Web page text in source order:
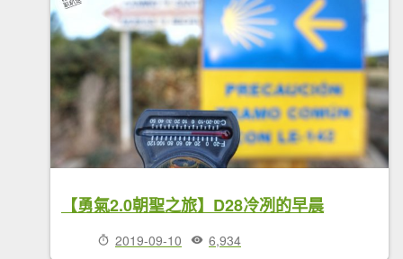
【勇氣2.0朝聖之旅】D28冷冽的早晨
2019-09-10 6,934